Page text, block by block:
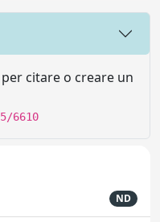
citare o creare un
6610
ND